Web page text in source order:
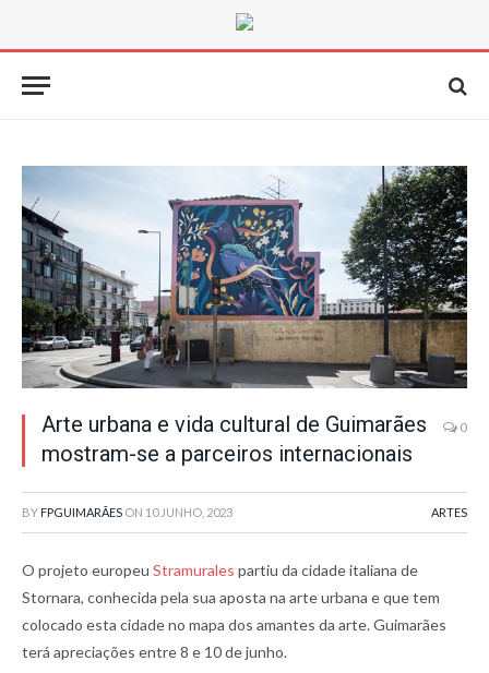
Arte urbana e vida cultural de Guimarães
mostram-se a parceiros internacionais
0
BY FPGUIMARÃES ON 10 JUNHO, 2023 ARTES
O projeto europeu Stramurales partiu da cidade italiana de
Stornara, conhecida pela sua aposta na arte urbana e que tem
colocado esta cidade no mapa dos amantes da arte. Guimarães
terá apreciações entre 8 e 10 de junho.